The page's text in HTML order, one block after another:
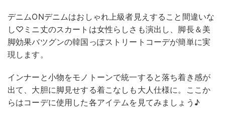
デニムONデニムはおしゃれ上級者見えすること間違いな
し♡ミニ丈のスカートは女性らしさも演出し、脚長＆美
脚効果バツグンの韓国っぽストリートコーデが簡単に実
現します。
インナーと小物をモノトーンで統一すると落ち着き感が
出て、大胆に脚見せする着こなしも大人仕様に。ここか
らはコーデに使用した各アイテムを見てみましょう♪